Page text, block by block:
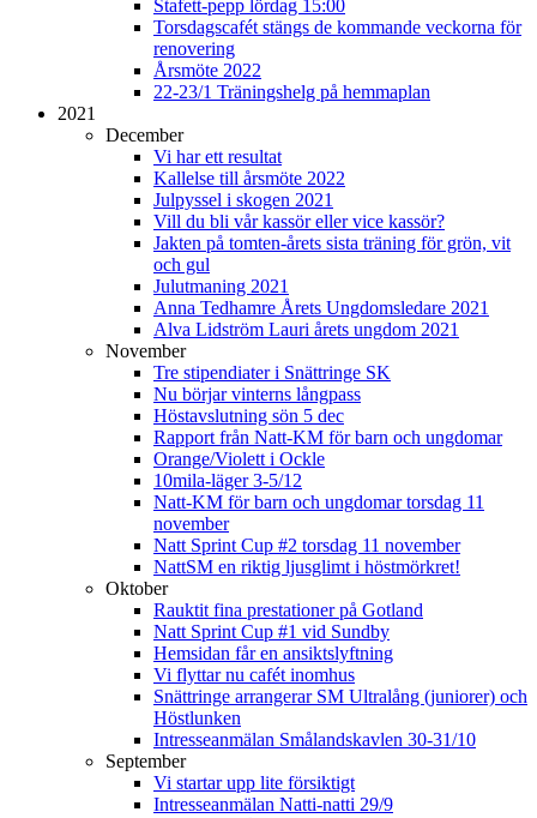
Stafett-pepp lördag 15:00
Torsdagscafét stängs de kommande veckorna för
renovering
Årsmöte 2022
22-23/1 Träningshelg på hemmaplan
2021
December
Vi har ett resultat
Kallelse till årsmöte 2022
Julpyssel i skogen 2021
Vill du bli vår kassör eller vice kassör?
Jakten på tomten-årets sista träning för grön, vit
och gul
Julutmaning 2021
Anna Tedhamre Årets Ungdomsledare 2021
Alva Lidström Lauri årets ungdom 2021
November
Tre stipendiater i Snättringe SK
Nu börjar vinterns långpass
Höstavslutning sön 5 dec
Rapport från Natt-KM för barn och ungdomar
Orange/Violett i Ockle
10mila-läger 3-5/12
Natt-KM för barn och ungdomar torsdag 11
november
Natt Sprint Cup #2 torsdag 11 november
NattSM en riktig ljusglimt i höstmörkret!
Oktober
Rauktit fina prestationer på Gotland
Natt Sprint Cup #1 vid Sundby
Hemsidan får en ansiktslyftning
Vi flyttar nu cafét inomhus
Snättringe arrangerar SM Ultralång (juniorer) och
Höstlunken
Intresseanmälan Smålandskavlen 30-31/10
September
Vi startar upp lite försiktigt
Intresseanmälan Natti-natti 29/9